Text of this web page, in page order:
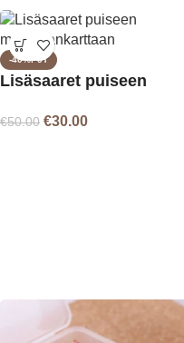
-40%P5T
Lisäsaaret puiseen
€50.00 €30.00